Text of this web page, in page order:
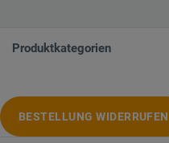
Produktkategorien
BESTELLUNG WIDERRUFEN